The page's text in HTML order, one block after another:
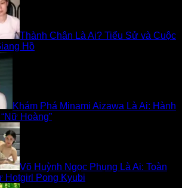
Thành Chân Là Ai? Tiểu Sử và Cuộc
Hồ
Khám Phá Minami Aizawa Là Ai: Hành
Hoàng”
Võ Huỳnh Ngọc Phụng Là Ai: Toàn
Hotgirl Pong Kyubi